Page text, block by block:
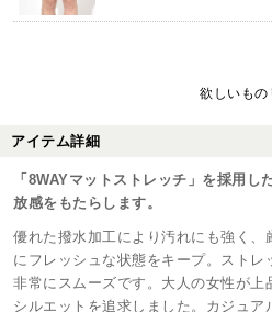
欲しいもの
アイテム詳細
「8WAYマットストレッチ」を採用し
放感をもたらします。
優れた撥水加工により汚れにも強く、
にフレッシュな状態をキープ。ストレ
非常にスムーズです。大人の女性が上
シルエットを追求しました。カジュア